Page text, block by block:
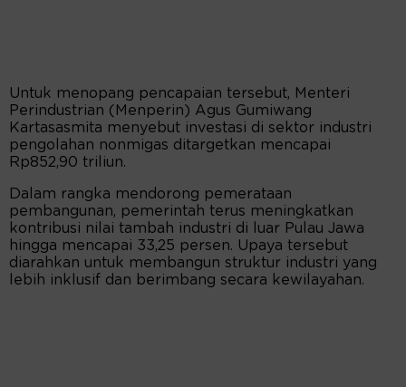
Untuk menopang pencapaian tersebut, Menteri
Perindustrian (Menperin) Agus Gumiwang
Kartasasmita menyebut investasi di sektor industri
pengolahan nonmigas ditargetkan mencapai
Rp852,90 triliun.
Dalam rangka mendorong pemerataan
pembangunan, pemerintah terus meningkatkan
kontribusi nilai tambah industri di luar Pulau Jawa
hingga mencapai 33,25 persen. Upaya tersebut
diarahkan untuk membangun struktur industri yang
lebih inklusif dan berimbang secara kewilayahan.